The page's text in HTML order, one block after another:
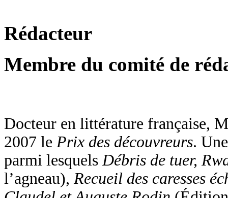
Rédacteur
Membre du comité de
Docteur en littérature française,
2007 le Prix des découvreurs.
parmi lesquelsDébris de tuer,
l’agneau), Recueil des caresses